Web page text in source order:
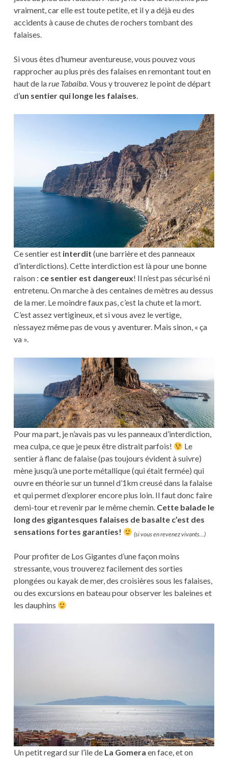
vraiment, car elle est toute petite, et il y a déjà eu des
accidents à cause de chutes de rochers tombant des
falaises.
Si vous êtes d’humeur aventureuse, vous pouvez vous
rapprocher au plus près des falaises en remontant tout en
haut de larue Tabaiba. Vous y trouverez le point de départ
d’un sentier qui longe les falaises
Ce sentier est interdit (une barrière et des panneaux
d’interdictions). Cette interdiction est là pour une bonne
raison : ce sentier est dangereux! Il n’est pas sécurisé ni
entretenu. On marche à des centaines de mètres au dessus
de la mer. Le moindre faux pas, c’est la chute et la mort.
C’est assez vertigineux, et si vous avez le vertige,
n’essayez même pas de vous y aventurer. Mais sinon, « ça
va ».
Pour ma part, je n’avais pas vu les panneaux d’interdiction,
mea culpa, ce que je peux être distrait parfois!
Le
sentier à flanc de falaise (pas toujours évident à suivre)
mène jusqu’à une porte métallique (qui était fermée) qui
ouvre en théorie sur un tunnel d’1km creusé dans la falaise
et qui permet d’explorer encore plus loin. Il faut donc faire
demi-tour et revenir par le même chemin. Cette balade le
long des gigantesques falaises de basalte c’est des
sensations fortes garanties!
(si vous en revenez vivants…)
Pour profiter de Los Gigantes d’une façon moins
stressante, vous trouverez facilement des sorties
plongées ou kayak de mer, des croisières sous les falaises,
ou des excursions en bateau pour observer les baleines et
les dauphins
Un petit regard sur l’ile de La Gomera en face, et on